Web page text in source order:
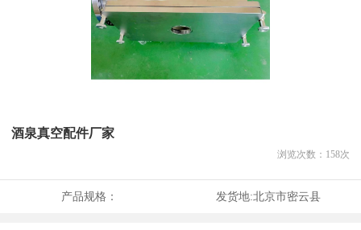
酒泉真空配件厂家
浏览次数： 158次
产品规格： 发货地:北京市密云县